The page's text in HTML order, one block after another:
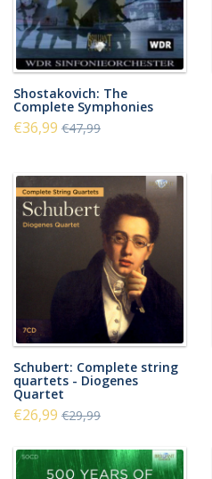
Shostakovich: The
Complete Symphonies
€36,99 €47,99
Schubert: Complete string
quartets - Diogenes
Quartet
€26,99 €29,99